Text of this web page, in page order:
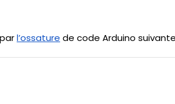
l’ossature de code Arduino